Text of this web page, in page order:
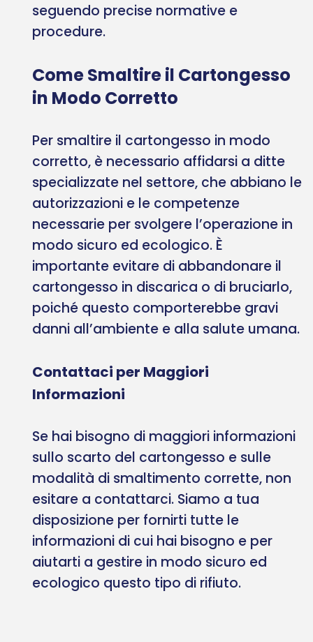
seguendo precise normative e
procedure.
Come Smaltire il Cartongesso
in Modo Corretto
Per smaltire il cartongesso in modo
corretto, è necessario affidarsi a ditte
specializzate nel settore, che abbiano le
autorizzazioni e le competenze
necessarie per svolgere l’operazione in
modo sicuro ed ecologico. È
importante evitare di abbandonare il
cartongesso in discarica o di bruciarlo,
poiché questo comporterebbe gravi
danni all’ambiente e alla salute umana.
Contattaci per Maggiori
Informazioni
Se hai bisogno di maggiori informazioni
sullo scarto del cartongesso e sulle
modalità di smaltimento corrette, non
esitare a contattarci. Siamo a tua
disposizione per fornirti tutte le
informazioni di cui hai bisogno e per
aiutarti a gestire in modo sicuro ed
ecologico questo tipo di rifiuto.